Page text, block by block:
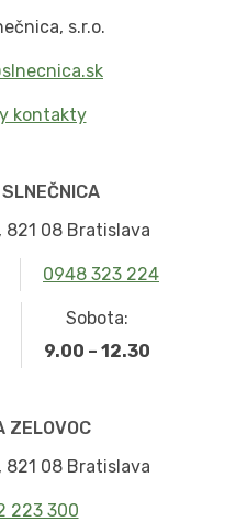
s.r.o.
kontakty
, 821 08 Bratislava
0948 323 224
Sobota:
9.00 – 12.30
ZELOVOC
, 821 08 Bratislava
223 300